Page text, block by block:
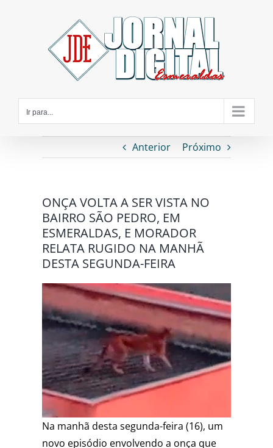
Ir para...
Anterior Próximo
ONÇA VOLTA A SER VISTA NO
BAIRRO SÃO PEDRO, EM
ESMERALDAS, E MORADOR
RELATA RUGIDO NA MANHÃ
DESTA SEGUNDA-FEIRA
Na manhã desta segunda-feira (16), um
novo episódio envolvendo a onça que